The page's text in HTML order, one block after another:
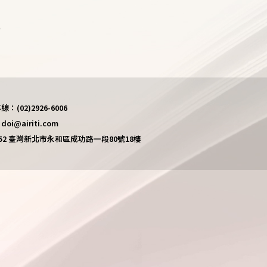
：(02)2926-6006
doi@airiti.com
臺灣新北市永和區成功路一段80號18樓